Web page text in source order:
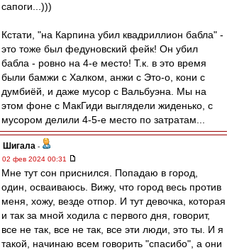
сапоги...)))
Кстати, "на Карпина убил квадриллион бабла" -
это тоже был федуновский фейк! Он убил
бабла - ровно на 4-е место! Т.к. в это время
были бамжи с Халком, анжи с Это-о, кони с
думбиёй, и даже мусор с Вальбуэна. Мы на
этом фоне с МакГиди выглядели жиденько, с
мусором делили 4-5-е место по затратам...
Шигала -
02 фев 2024 00:31
Мне тут сон приснился. Попадаю в город,
один, осваиваюсь. Вижу, что город весь против
меня, хожу, везде отпор. И тут девочка, которая
и так за мной ходила с первого дня, говорит,
все не так, все не так, все эти люди, это ты. И я
такой, начинаю всем говорить "спасибо", а они